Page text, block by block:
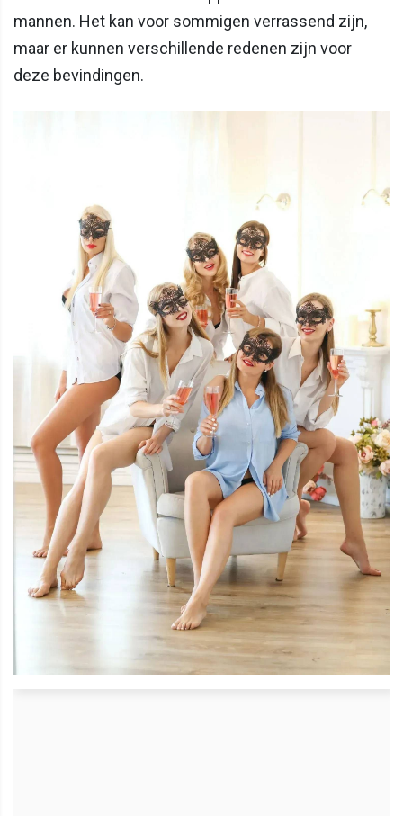
mannen. Het kan voor sommigen verrassend zijn,
maar er kunnen verschillende redenen zijn voor
deze bevindingen.